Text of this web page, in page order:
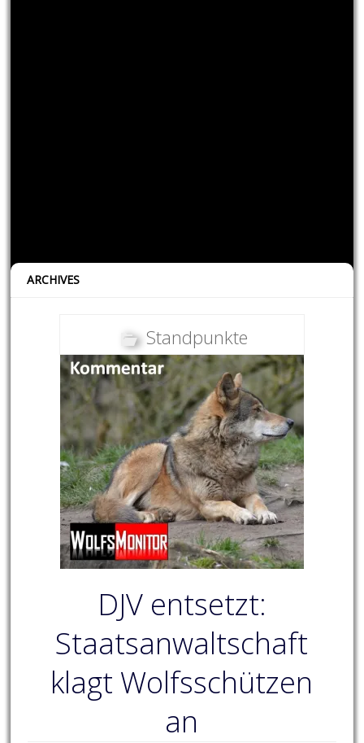
ARCHIVES
Standpunkte
DJV entsetzt:
Staatsanwaltschaft
klagt Wolfsschützen
an